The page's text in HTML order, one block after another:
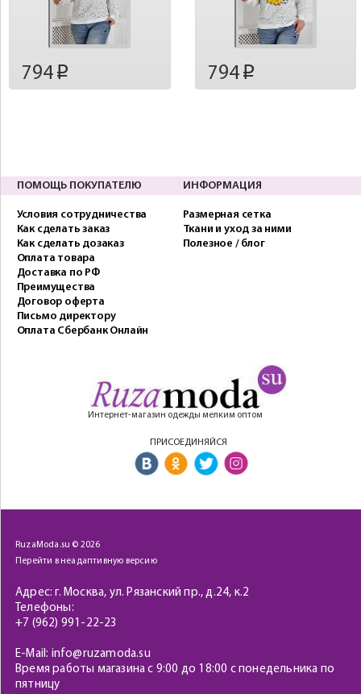
794 p 794p
ПОМОЩЬ ПОКУПАТЕЛЮ
Условия сотрудничества
Как сделать заказ
Как сделать дозаказ
Оплата товара
Доставка по РФ
Преимущества
Договор оферта
Письмо директору
Оплата Сбербанк Онлайн
ИНФОРМАЦИЯ
Размерная сетка
Ткани и уход за ними
Полезное / блог
Интернет-магазин одежды мелким оптом
ПРИСОЕДИНЯЙСЯ
RuzaModa.su © 2026
Перейти в неадаптивную версию
Адрес: г. Москва, ул. Рязанский пр., д.24, к.2
Телефоны:
+7 (962) 991-22-23
E-Mail: info@ruzamoda.su
Время работы магазина с 9:00 до 18:00 с понедельника по
пятницу